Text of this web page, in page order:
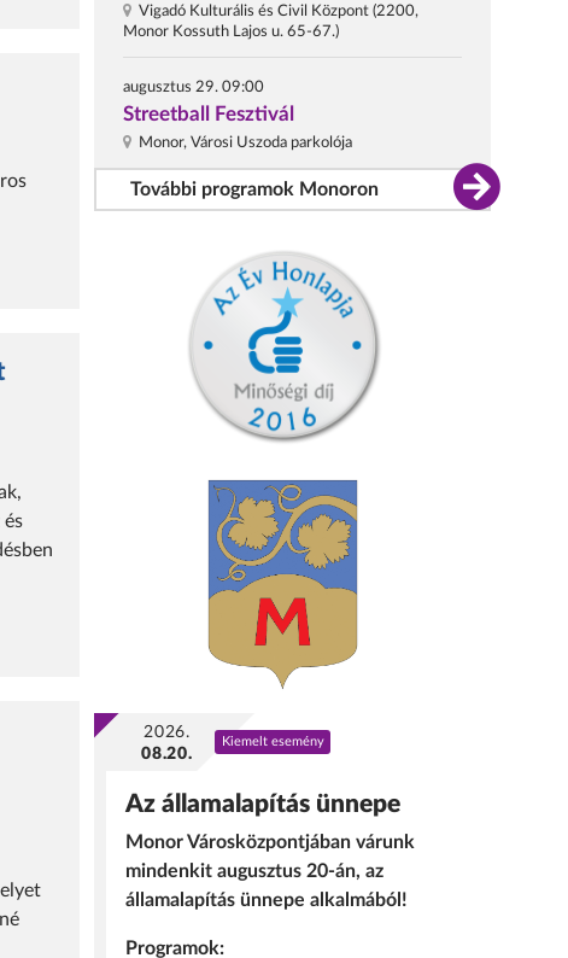
Vigadó Kulturális és Civil Központ (2200,
Monor Kossuth Lajos u. 65-67.)
augusztus 29. 09:00
Streetball Fesztivál
Monor, Városi Uszoda parkolója
További programok Monoron
2026.
08.20.
Kiemelt esemény
Az államalapítás ünnepe
Monor Városközpontjában várunk
mindenkit augusztus 20-án, az
államalapítás ünnepe alkalmából!
Programok: